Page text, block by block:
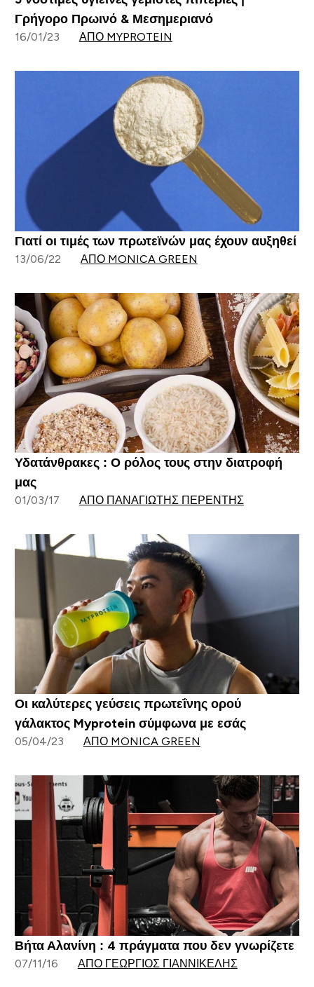
Γρήγορο Πρωινό & Μεσημεριανό
16/01/23 ΑΠΌ MYPROTEIN
Γιατί οι τιμές των πρωτεϊνών μας έχουν αυξηθεί
13/06/22 ΑΠΌ MONICA GREEN
Υδατάνθρακες : Ο ρόλος τους στην διατροφή
μας
01/03/17 ΑΠΌ ΠΑΝΑΓΙΏΤΗΣ ΠΕΡΕΝΤΉΣ
Οι καλύτερες γεύσεις πρωτεΐνης ορού
γάλακτος Myprotein σύμφωνα με εσάς
05/04/23 ΑΠΌ MONICA GREEN
Βήτα Αλανίνη : 4 πράγματα που δεν γνωρίζετε
07/11/16 ΑΠΌ ΓΕΏΡΓΙΟΣ ΓΙΑΝΝΙΚΈΛΗΣ